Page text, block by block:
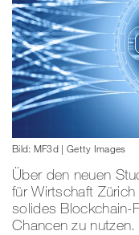
Bild: MF3d | Getty Images
Über den neuen
für Wirtschaft
solides Blockchain-
Chancen zu nutzen.